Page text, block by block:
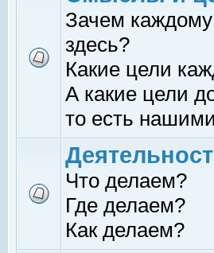
Зачем
здесь?
Какие цели
А какие цели
то есть
Что делаем?
Где делаем?
Как делаем?